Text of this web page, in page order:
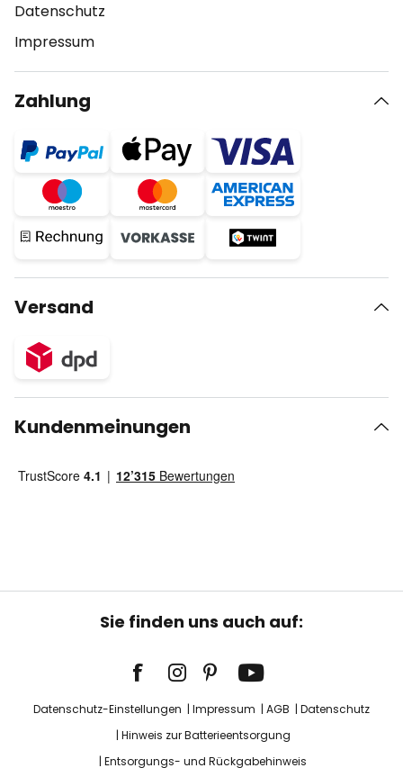
Datenschutz
Impressum
Zahlung
Versand
Kundenmeinungen
Sie finden uns auch auf:
Datenschutz-Einstellungen Impressum AGB
Datenschutz
Hinweis zur Batterieentsorgung
Entsorgungs- und Rückgabehinweis